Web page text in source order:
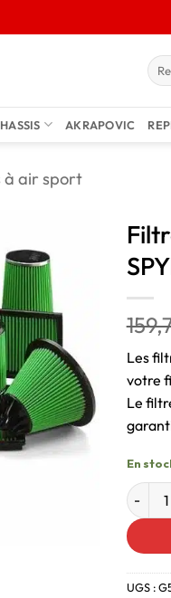
AKRAPOVIC
à air sport
Les
votre
Le
En
UGS :